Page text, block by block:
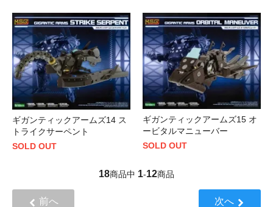
ギガンティックアームズ14 ス
トライクサーペント
SOLD OUT
ギガンティックアームズ15 オ
ービタルマニューバー
SOLD OUT
18商品中 1-12商品
前へ 次へ